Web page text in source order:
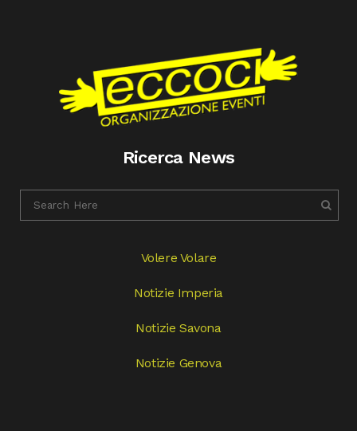
Ricerca News
Volere Volare
Notizie Imperia
Notizie Savona
Notizie Genova